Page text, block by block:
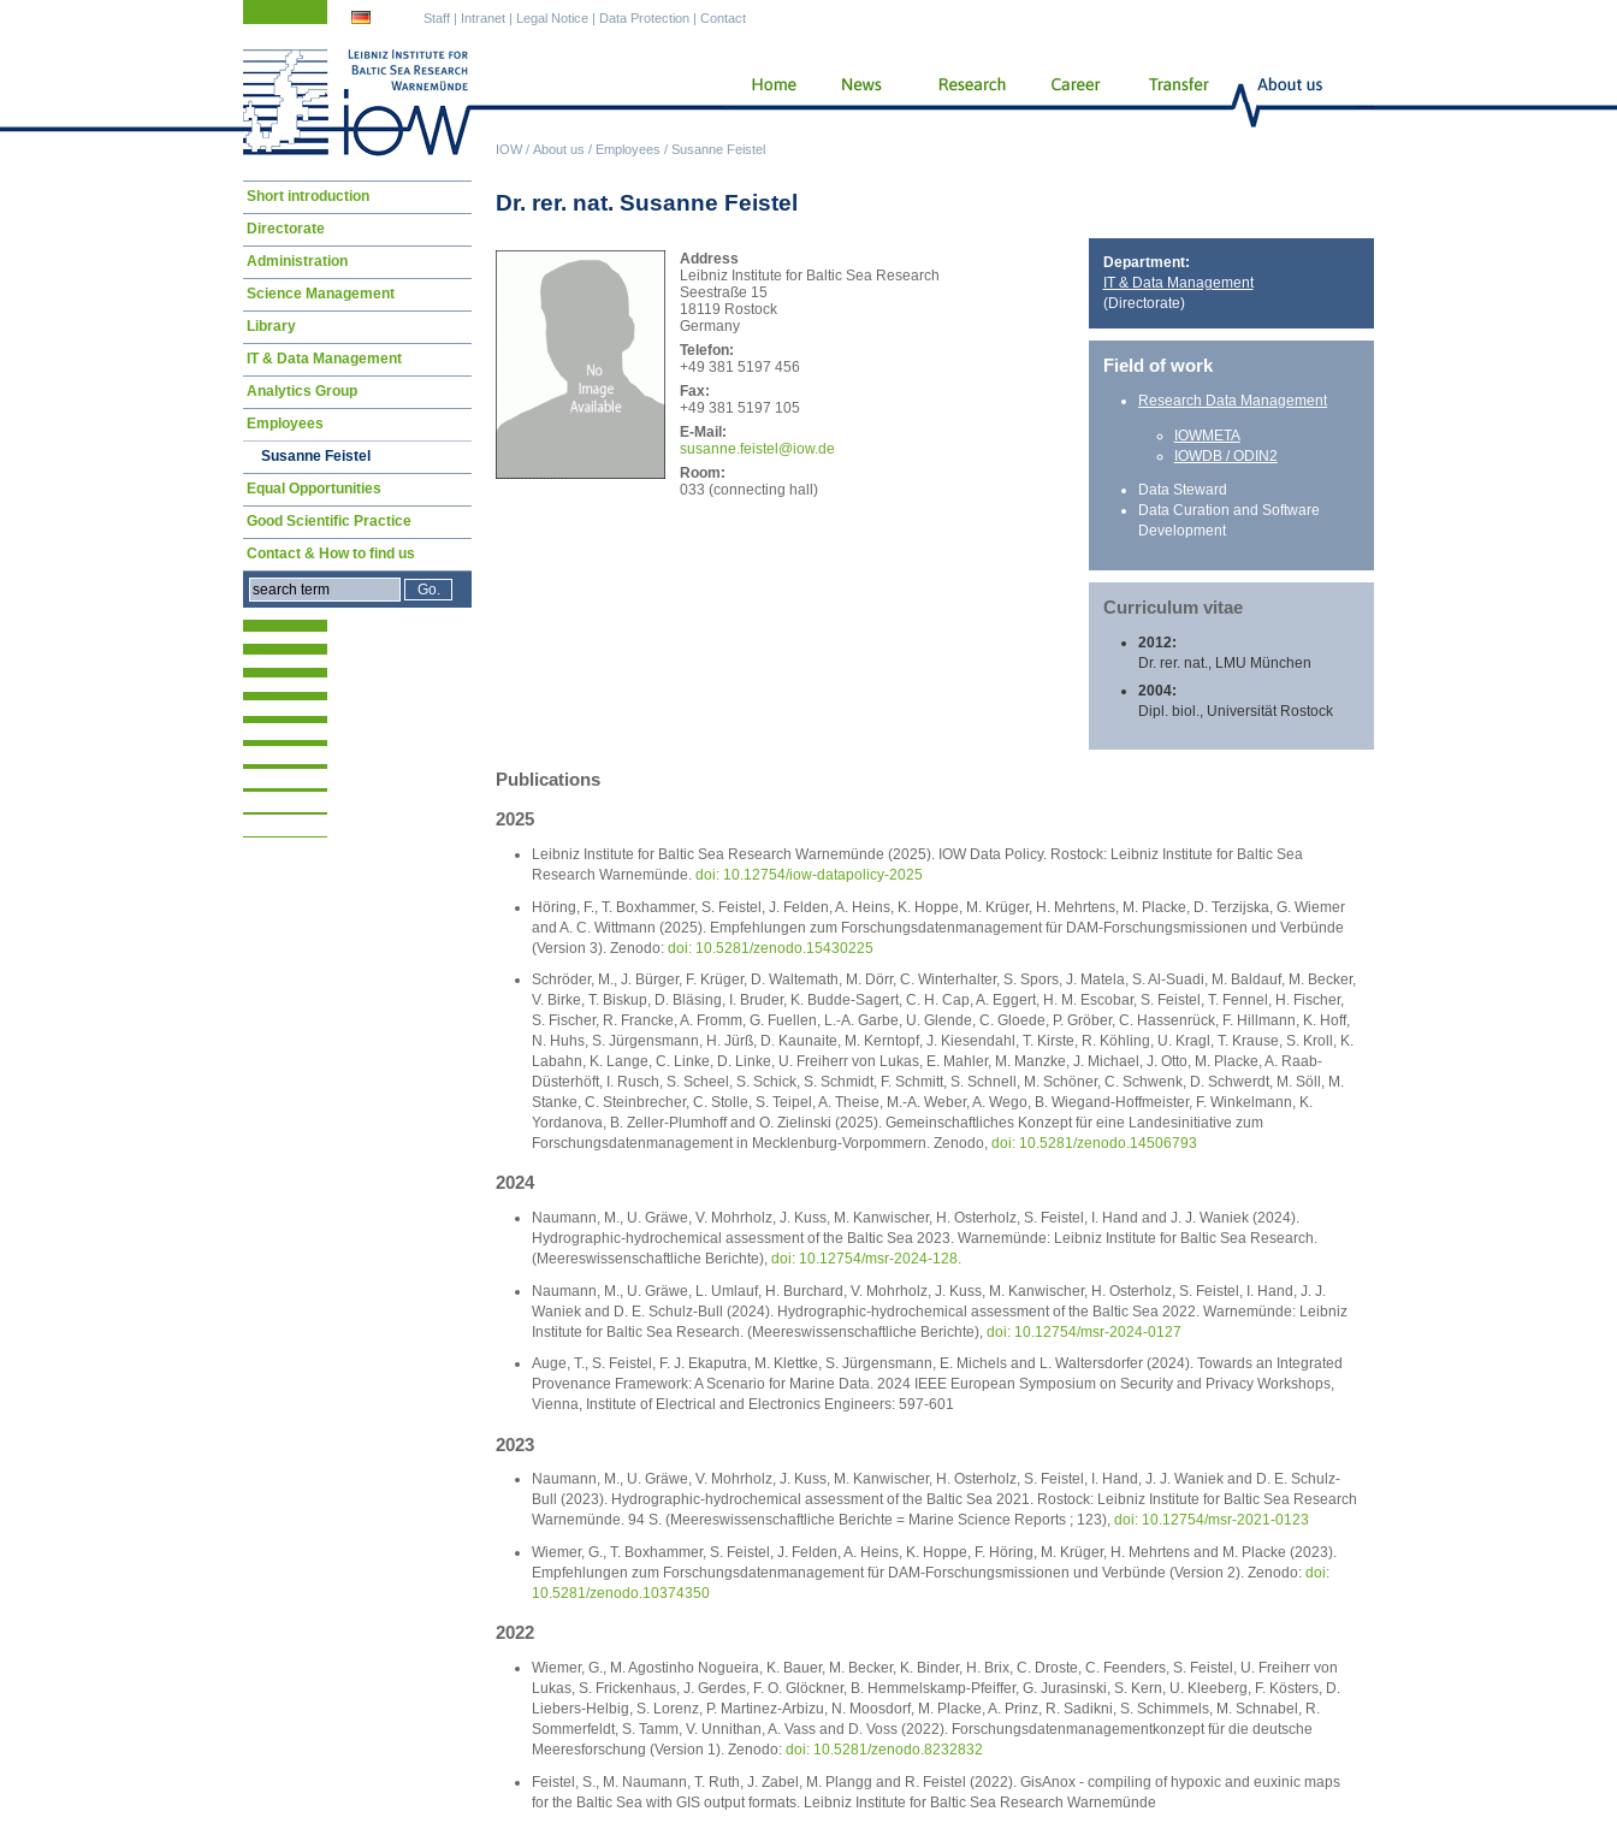
IOW/ About us / Employees / Susanne Feistel
Staff | Intranet | Legal Notice | Data Protection | Contact
Dr. rer. nat. Susanne Feistel
Address
Leibniz Institute for Baltic Sea Research
Seestraße 15
18119 Rostock
Germany
Telefon:
+49 381 5197 456
Fax:
+49 381 5197 105
E-Mail:
susanne.feistel@iow.de
Room:
033 (connecting hall)
Department:
IT & Data Management
(Directorate)
Field of work
Research Data Management
IOWMETA
IOWDB / ODIN2
Data Steward
Data Curation and Software
Development
Curriculum vitae
2012:
Dr. rer. nat., LMU München
2004:
Dipl. biol., Universität Rostock
Publications
2025
Leibniz Institute for Baltic Sea Research Warnemünde (2025). IOW Data Policy. Rostock: Leibniz Institute for Baltic Sea
Research Warnemünde. doi: 10.12754/iow-datapolicy-2025
Höring, F., T. Boxhammer, S. Feistel, J. Felden, A. Heins, K. Hoppe, M. Krüger, H. Mehrtens, M. Placke, D. Terzijska, G. Wiemer
and A. C. Wittmann (2025). Empfehlungen zum Forschungsdatenmanagement für DAM-Forschungsmissionen und Verbünde
(Version 3). Zenodo: doi: 10.5281/zenodo.15430225
Schröder, M., J. Bürger, F. Krüger, D. Waltemath, M. Dörr, C. Winterhalter, S. Spors, J. Matela, S. Al-Suadi, M. Baldauf, M. Becker,
V. Birke, T. Biskup, D. Bläsing, I. Bruder, K. Budde-Sagert, C. H. Cap, A. Eggert, H. M. Escobar, S. Feistel, T. Fennel, H. Fischer,
S. Fischer, R. Francke, A. Fromm, G. Fuellen, L.-A. Garbe, U. Glende, C. Gloede, P. Gröber, C. Hassenrück, F. Hillmann, K. Hoff,
N. Huhs, S. Jürgensmann, H. Jürß, D. Kaunaite, M. Kerntopf, J. Kiesendahl, T. Kirste, R. Köhling, U. Kragl, T. Krause, S. Kroll, K.
Labahn, K. Lange, C. Linke, D. Linke, U. Freiherr von Lukas, E. Mahler, M. Manzke, J. Michael, J. Otto, M. Placke, A. Raab-
Düsterhöft, I. Rusch, S. Scheel, S. Schick, S. Schmidt, F. Schmitt, S. Schnell, M. Schöner, C. Schwenk, D. Schwerdt, M. Söll, M.
Stanke, C. Steinbrecher, C. Stolle, S. Teipel, A. Theise, M.-A. Weber, A. Wego, B. Wiegand-Hoffmeister, F. Winkelmann, K.
Yordanova, B. Zeller-Plumhoff and O. Zielinski (2025). Gemeinschaftliches Konzept für eine Landesinitiative zum
Forschungsdatenmanagement in Mecklenburg-Vorpommern. Zenodo, doi: 10.5281/zenodo.14506793
2024
Naumann, M., U. Gräwe, V. Mohrholz, J. Kuss, M. Kanwischer, H. Osterholz, S. Feistel, I. Hand and J. J. Waniek (2024).
Hydrographic-hydrochemical assessment of the Baltic Sea 2023. Warnemünde: Leibniz Institute for Baltic Sea Research.
(Meereswissenschaftliche Berichte), doi: 10.12754/msr-2024-128.
Naumann, M., U. Gräwe, L. Umlauf, H. Burchard, V. Mohrholz, J. Kuss, M. Kanwischer, H. Osterholz, S. Feistel, I. Hand, J. J.
Waniek and D. E. Schulz-Bull (2024). Hydrographic-hydrochemical assessment of the Baltic Sea 2022. Warnemünde: Leibniz
Institute for Baltic Sea Research. (Meereswissenschaftliche Berichte), doi: 10.12754/msr-2024-0127
Auge, T., S. Feistel, F. J. Ekaputra, M. Klettke, S. Jürgensmann, E. Michels and L. Waltersdorfer (2024). Towards an Integrated
Provenance Framework: A Scenario for Marine Data. 2024 IEEE European Symposium on Security and Privacy Workshops,
Vienna, Institute of Electrical and Electronics Engineers: 597-601
2023
Naumann, M., U. Gräwe, V. Mohrholz, J. Kuss, M. Kanwischer, H. Osterholz, S. Feistel, I. Hand, J. J. Waniek and D. E. Schulz-
Bull (2023). Hydrographic-hydrochemical assessment of the Baltic Sea 2021. Rostock: Leibniz Institute for Baltic Sea Research
Warnemünde. 94 S. (Meereswissenschaftliche Berichte = Marine Science Reports ; 123), doi: 10.12754/msr-2021-0123
Wiemer, G., T. Boxhammer, S. Feistel, J. Felden, A. Heins, K. Hoppe, F. Höring, M. Krüger, H. Mehrtens and M. Placke (2023).
Empfehlungen zum Forschungsdatenmanagement für DAM-Forschungsmissionen und Verbünde (Version 2). Zenodo: doi:
10.5281/zenodo.10374350
2022
Wiemer, G., M. Agostinho Nogueira, K. Bauer, M. Becker, K. Binder, H. Brix, C. Droste, C. Feenders, S. Feistel, U. Freiherr von
Lukas, S. Frickenhaus, J. Gerdes, F. O. Glöckner, B. Hemmelskamp-Pfeiffer, G. Jurasinski, S. Kern, U. Kleeberg, F. Kösters, D.
Liebers-Helbig, S. Lorenz, P. Martinez-Arbizu, N. Moosdorf, M. Placke, A. Prinz, R. Sadikni, S. Schimmels, M. Schnabel, R.
Sommerfeldt, S. Tamm, V. Unnithan, A. Vass and D. Voss (2022). Forschungsdatenmanagementkonzept für die deutsche
Meeresforschung (Version 1). Zenodo: doi: 10.5281/zenodo.8232832
Feistel, S., M. Naumann, T. Ruth, J. Zabel, M. Plangg and R. Feistel (2022). GisAnox - compiling of hypoxic and euxinic maps
for the Baltic Sea with GIS output formats. Leibniz Institute for Baltic Sea Research Warnemünde
Skip
Short introduction
Directorate
Administration
Science Management
Library
IT & Data Management
Analytics Group
Employees
Susanne Feistel
Equal Opportunities
Good Scientific Practice
Contact & How to find us